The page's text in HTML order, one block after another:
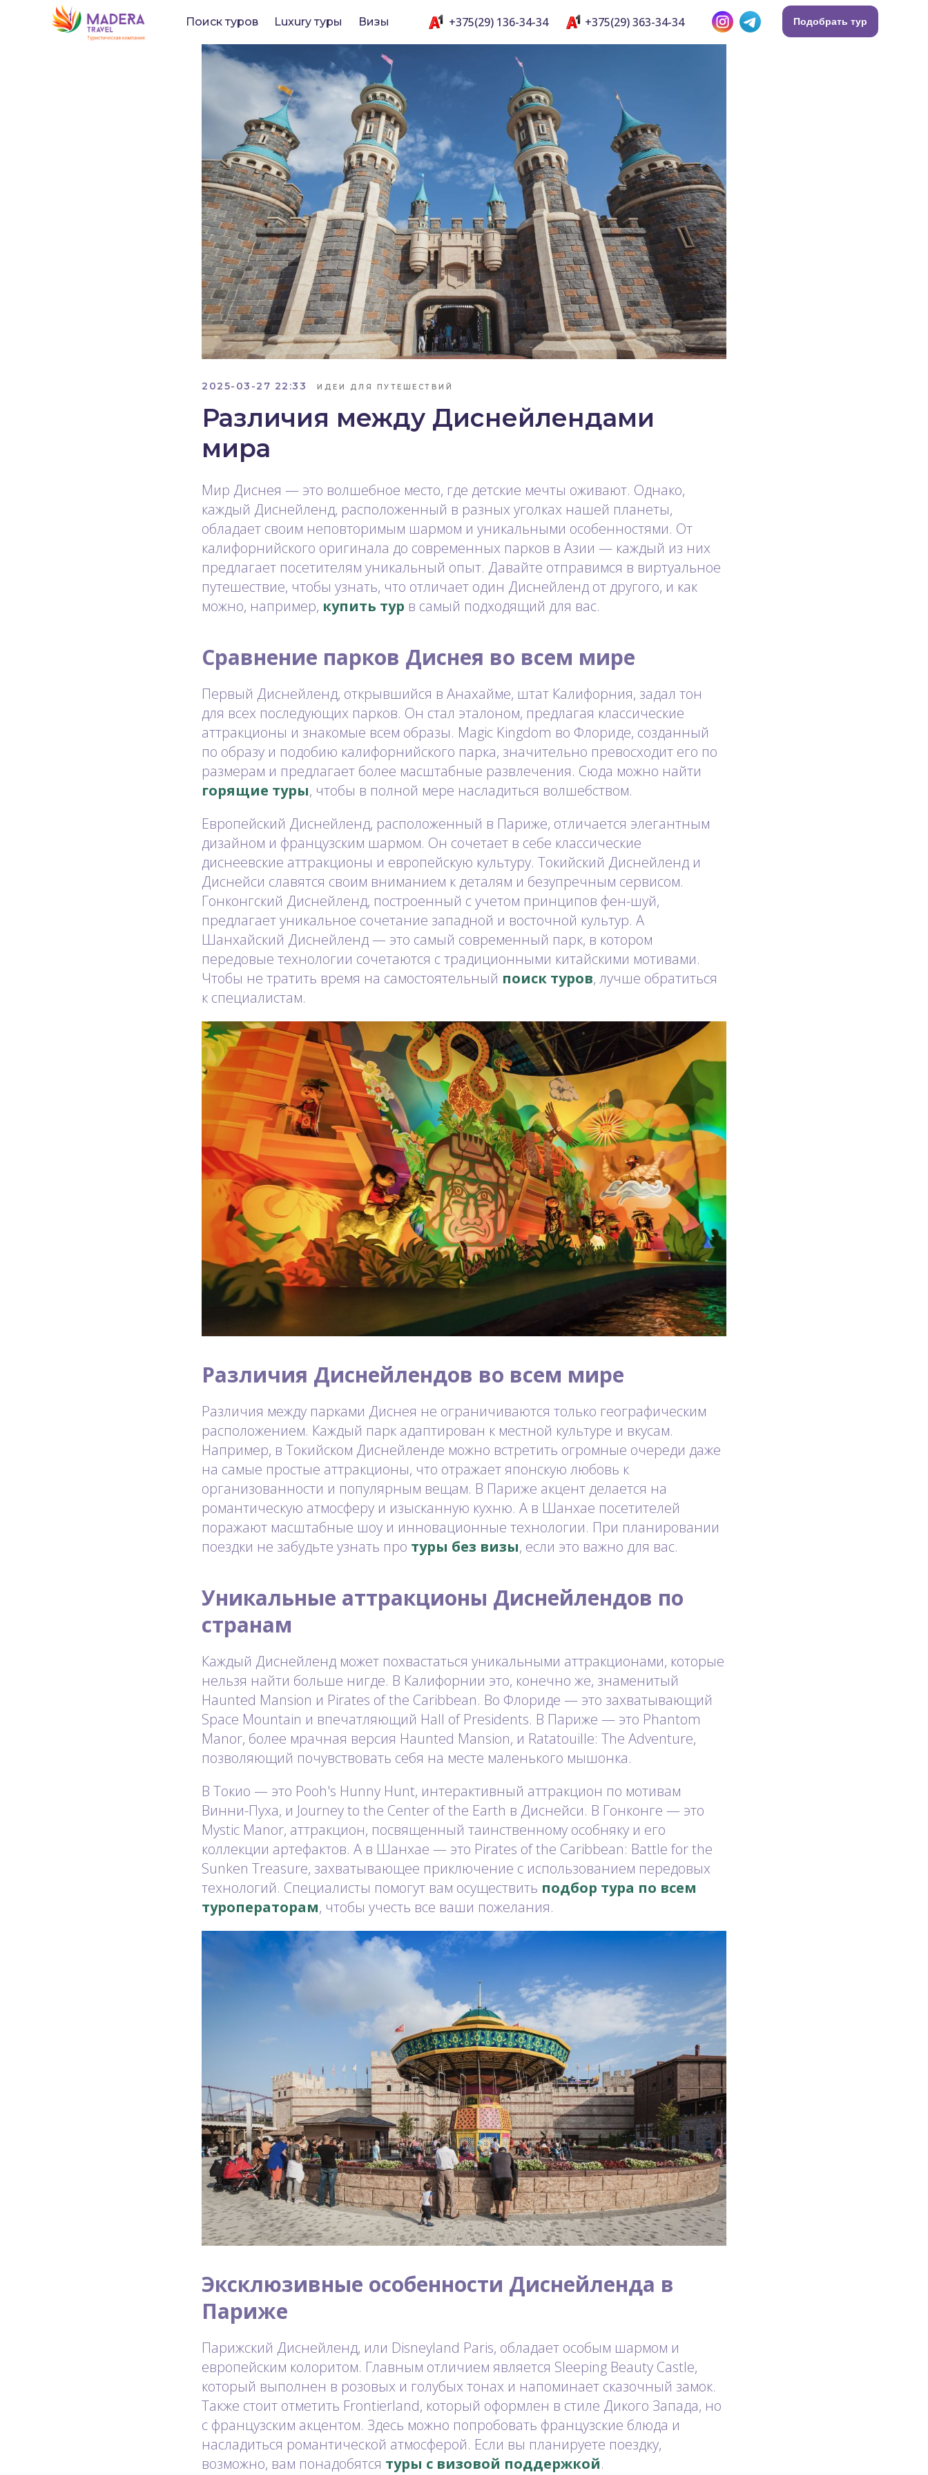
Поиск туров Luxury туры +375(29) 363-34-34
+375(29) 136-34-34 Подобрать тур
Визы
2025-03-27 22:33 ИДЕИ ДЛЯ ПУТЕШЕСТВИЙ
Различия между Диснейлендами
мира
Мир Диснея — это волшебное место, где детские мечты оживают. Однако,
каждый Диснейленд, расположенный в разных уголках нашей планеты,
обладает своим неповторимым шармом и уникальными особенностями. От
калифорнийского оригинала до современных парков в Азии — каждый из них
предлагает посетителям уникальный опыт. Давайте отправимся в виртуальное
путешествие, чтобы узнать, что отличает один Диснейленд от другого, и как
можно, например, купить тур в самый подходящий для вас.
Сравнение парков Диснея во всем мире
Первый Диснейленд, открывшийся в Анахайме, штат Калифорния, задал тон
для всех последующих парков. Он стал эталоном, предлагая классические
аттракционы и знакомые всем образы. Magic Kingdom во Флориде, созданный
по образу и подобию калифорнийского парка, значительно превосходит его по
размерам и предлагает более масштабные развлечения. Сюда можно найти
горящие туры, чтобы в полной мере насладиться волшебством.
Европейский Диснейленд, расположенный в Париже, отличается элегантным
дизайном и французским шармом. Он сочетает в себе классические
диснеевские аттракционы и европейскую культуру. Токийский Диснейленд и
Диснейси славятся своим вниманием к деталям и безупречным сервисом.
Гонконгский Диснейленд, построенный с учетом принципов фен-шуй,
предлагает уникальное сочетание западной и восточной культур. А
Шанхайский Диснейленд — это самый современный парк, в котором
передовые технологии сочетаются с традиционными китайскими мотивами.
Чтобы не тратить время на самостоятельный поиск туров, лучше обратиться
к специалистам.
Различия Диснейлендов во всем мире
Различия между парками Диснея не ограничиваются только географическим
расположением. Каждый парк адаптирован к местной культуре и вкусам.
Например, в Токийском Диснейленде можно встретить огромные очереди даже
на самые простые аттракционы, что отражает японскую любовь к
организованности и популярным вещам. В Париже акцент делается на
романтическую атмосферу и изысканную кухню. А в Шанхае посетителей
поражают масштабные шоу и инновационные технологии. При планировании
поездки не забудьте узнать про туры без визы, если это важно для вас.
Уникальные аттракционы Диснейлендов по
странам
Каждый Диснейленд может похвастаться уникальными аттракционами, которые
нельзя найти больше нигде. В Калифорнии это, конечно же, знаменитый
Haunted Mansion и Pirates of the Caribbean. Во Флориде — это захватывающий
Space Mountain и впечатляющий Hall of Presidents. В Париже — это Phantom
Manor, более мрачная версия Haunted Mansion, и Ratatouille: The Adventure,
позволяющий почувствовать себя на месте маленького мышонка.
В Токио — это Pooh's Hunny Hunt, интерактивный аттракцион по мотивам
Винни-Пуха, и Journey to the Center of the Earth в Диснейси. В Гонконге — это
Mystic Manor, аттракцион, посвященный таинственному особняку и его
коллекции артефактов. А в Шанхае — это Pirates of the Caribbean: Battle for the
Sunken Treasure, захватывающее приключение с использованием передовых
технологий. Специалисты помогут вам осуществить подбор тура по всем
туроператорам, чтобы учесть все ваши пожелания.
Эксклюзивные особенности Диснейленда в
Париже
Парижский Диснейленд, или Disneyland Paris, обладает особым шармом и
европейским колоритом. Главным отличием является Sleeping Beauty Castle,
который выполнен в розовых и голубых тонах и напоминает сказочный замок.
Также стоит отметить Frontierland, который оформлен в стиле Дикого Запада, но
с французским акцентом. Здесь можно попробовать французские блюда и
насладиться романтической атмосферой. Если вы планируете поездку,
возможно, вам понадобятся туры с визовой поддержкой.